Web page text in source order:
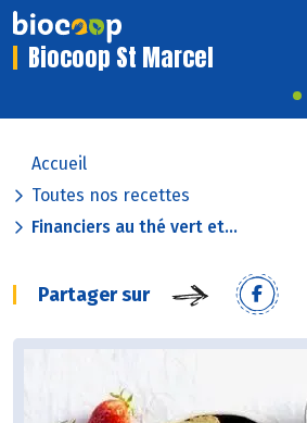
Biocoop St Marcel
Accueil
Toutes nos recettes
Financiers au thé vert et...
Partager sur